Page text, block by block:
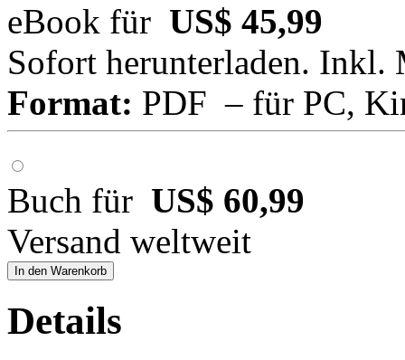
eBook für US$ 45,99
Sofort herunterladen. Inkl.
Format: PDF – für PC,
Buch für US$ 60,99
Versand weltweit
In den Warenkorb
Details